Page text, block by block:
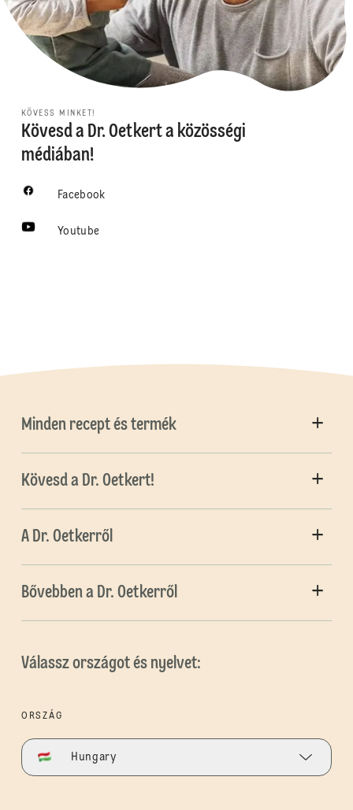
KÖVESS MINKET!
Kövesd a Dr. Oetkert a közösségi
médiában!
Facebook
Youtube
Minden recept és termék
Kövesd a Dr. Oetkert!
A Dr. Oetkerről
Bővebben a Dr. Oetkerről
Válassz országot és nyelvet:
ORSZÁG
Hungary